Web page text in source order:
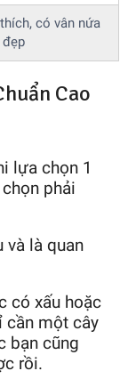
có vân nứa
đẹp
Cao
lựa chọn 1
phải
và là quan
có xấu hoặc
cần một cây
bạn cũng
rồi.